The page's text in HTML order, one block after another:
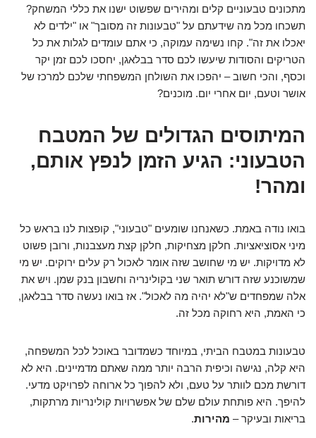
מתכונים טבעוניים קלים ומהירים שפשוט ישנו את כללי המשחק?
תשכחו מכל מה שידעתם על "טבעונות זה מסובך" או "ילדים לא
יאכלו את זה". קחו נשימה עמוקה, כי אתם עומדים לגלות את כל
הטריקים והסודות שיעשו לכם סדר בבלאגן, יחסכו לכם זמן יקר
וכסף, והכי חשוב – יהפכו את השולחן המשפחתי שלכם למרכז של
אושר וטעם, יום אחרי יום. מוכנים?
המיתוסים הגדולים של המטבח
הטבעוני: הגיע הזמן לנפץ אותם,
ומהר!
בואו נודה באמת. כשאנחנו שומעים "טבעוני", קופצות לנו בראש כל
מיני אסוציאציות. חלקן מצחיקות, חלקן קצת מעצבנות, ורובן פשוט
לא מדויקות. יש מי שחושב שזה אומר לאכול רק עלים ירוקים. יש מי
שמשוכנע שזה דורש תואר שני בקולינריה וחשבון בנק שמן. ויש את
אלה שמפחדים ש"לא יהיה מה לאכול". אז בואו נעשה סדר בבלאגן,
כי האמת, היא רחוקה מכל זה.
טבעונות במטבח הביתי, במיוחד כשמדובר באוכל לכל המשפחה,
היא קלה, נגישה וכיפית הרבה יותר ממה שאתם מדמיינים. היא לא
דורשת מכם לוותר על טעם, ולא להפוך כל ארוחה לפרויקט מדעי.
להיפך. היא פותחת עולם שלם של אפשרויות קולינריות מרתקות,
בריאות ובעיקר – מהירות.